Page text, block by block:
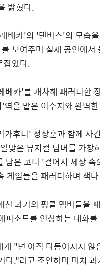
밝혔다.
레베카'의 '댄버스'의 모습
보여주며 실제 공연에
잡았다.
베카'를 개사해 패러디한
'역을 맡은 이수지와 완벽
가후니' 정상훈과 함께 사
맞은 뮤지컬 넘버를 가창
담은 코너 '걸어서 세상 속
게임들을 패러디하며 색
선 과거의 핑클 멤버들을
피소드를 연상하는 대화
게 "넌 아직 다듬어지지
다."라고 조언하며 마치